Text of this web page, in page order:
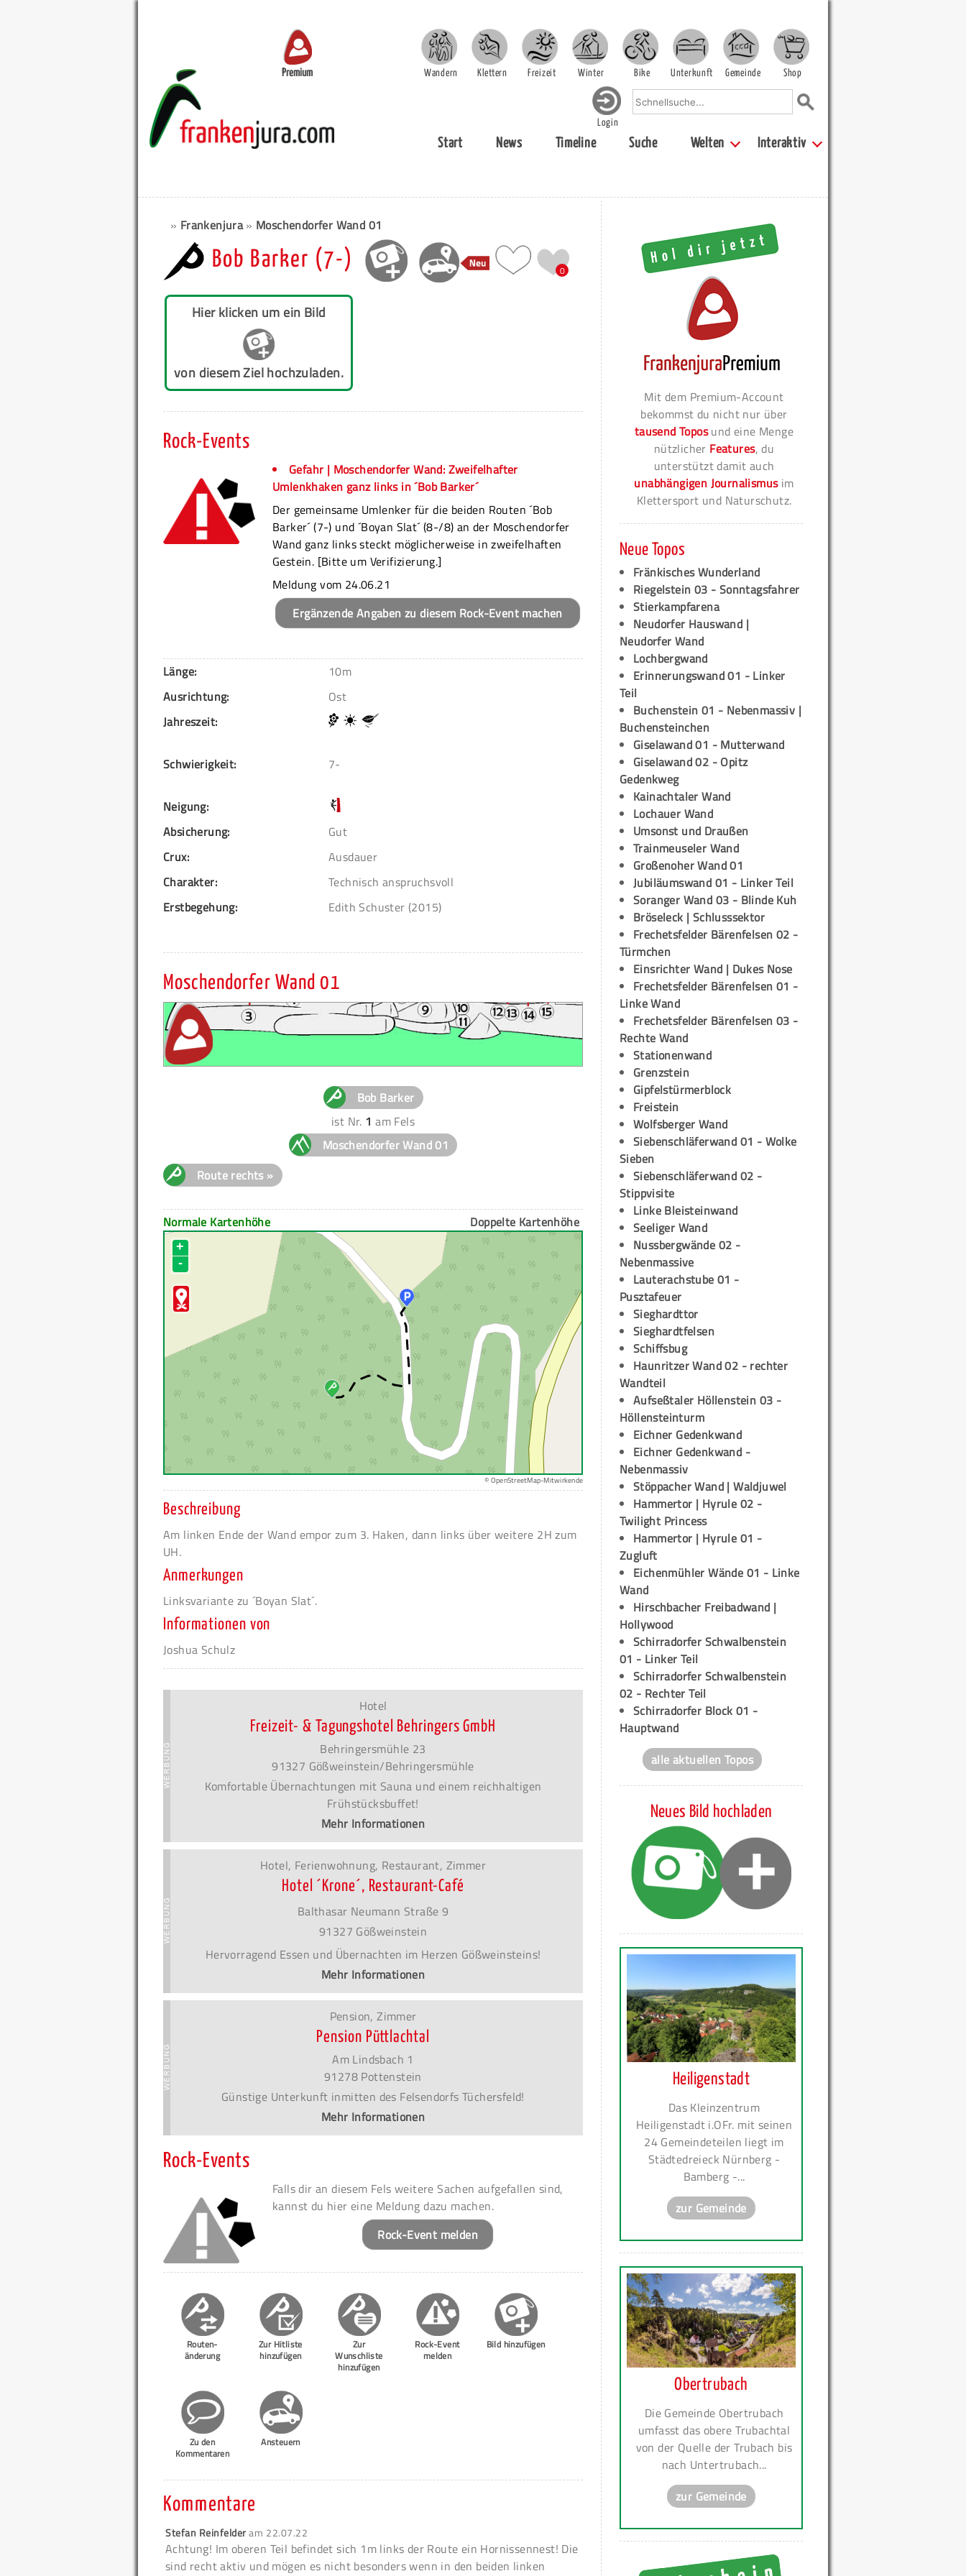
Premium Wandern Klettern Freizeit Winter Bike Unterkunft Gemeinde Shop
Login
Start News Timeline Suche Welten Interaktiv
» Frankenjura» Moschendorfer Wand 01
Bob Barker (7-) 0
Hier klicken um ein Bild
von diesem Ziel hochzuladen.
Rock-Events
Gefahr | Moschendorfer Wand: Zweifelhafter
Umlenkhaken ganz links in ´Bob Barker´
Der gemeinsame Umlenker für die beiden Routen ´Bob
Barker´ (7-) und ´Boyan Slat´ (8-/8) an der Moschendorfer
Wand ganz links steckt möglicherweise in zweifelhaften
Gestein. [Bitte um Verifizierung.]
Meldung vom 24.06.21
Ergänzende Angaben zu diesem Rock-Event machen
Länge:
10m
Ausrichtung:
Ost
Jahreszeit:
Schwierigkeit: 7-
Neigung:
Absicherung:
Gut
Crux:
Ausdauer
Charakter:
Technisch anspruchsvoll
Erstbegehung:
Edith Schuster (2015)
Moschendorfer Wand 01
Bob Barker
ist Nr. 1 am Fels
Moschendorfer Wand 01
Route rechts »
Normale Kartenhöhe Doppelte Kartenhöhe
+
-
© OpenStreetMap-Mitwirkende
Beschreibung
Am linken Ende der Wand empor zum 3. Haken, dann links über weitere 2H zum
UH.
Anmerkungen
Linksvariante zu ´Boyan Slat´.
Informationen von
Joshua Schulz
Hotel
Freizeit- & Tagungshotel Behringers GmbH
Behringersmühle 23
91327 Gößweinstein/Behringersmühle
Komfortable Übernachtungen mit Sauna und einem reichhaltigen
Frühstücksbuffet!
Mehr Informationen
Hotel, Ferienwohnung, Restaurant, Zimmer
Hotel ´Krone´, Restaurant-Café
Balthasar Neumann Straße 9
91327 Gößweinstein
Hervorragend Essen und Übernachten im Herzen Gößweinsteins!
Mehr Informationen
Pension, Zimmer
Pension Püttlachtal
Am Lindsbach 1
91278 Pottenstein
Günstige Unterkunft inmitten des Felsendorfs Tüchersfeld!
Mehr Informationen
Rock-Events
Falls dir an diesem Fels weitere Sachen aufgefallen sind,
kannst du hier eine Meldung dazu machen.
Rock-Event melden
Routen-
änderung
Zur Hitliste
hinzufügen
Zur
Wunschliste
hinzufügen
Rock-Event
melden
Bild hinzufügen
Zu den
Kommentaren
Ansteuern
Kommentare
Stefan Reinfelderam 22.07.22
Achtung! Im oberen Teil befindet sich 1m links der Route ein Hornissennest! Die
sind recht aktiv und mögen es nicht besonders wenn in den beiden linken
Mit dem Premium-Account
bekommst du nicht nur über
tausend Toposund eine Menge
nützlicher Features, du
unterstützt damit auch
unabhängigen Journalismusim
Klettersport und Naturschutz.
Neue Topos
Fränkisches Wunderland
Riegelstein 03 - Sonntagsfahrer
Stierkampfarena
Neudorfer Hauswand |
Neudorfer Wand
Lochbergwand
Erinnerungswand 01 - Linker
Teil
Buchenstein 01 - Nebenmassiv |
Buchensteinchen
Giselawand 01 - Mutterwand
Giselawand 02 - Opitz
Gedenkweg
Kainachtaler Wand
Lochauer Wand
Umsonst und Draußen
Trainmeuseler Wand
Großenoher Wand 01
Jubiläumswand 01 - Linker Teil
Soranger Wand 03 - Blinde Kuh
Bröseleck | Schlusssektor
Frechetsfelder Bärenfelsen 02 -
Türmchen
Einsrichter Wand | Dukes Nose
Frechetsfelder Bärenfelsen 01 -
Linke Wand
Frechetsfelder Bärenfelsen 03 -
Rechte Wand
Stationenwand
Grenzstein
Gipfelstürmerblock
Freistein
Wolfsberger Wand
Siebenschläferwand 01 - Wolke
Sieben
Siebenschläferwand 02 -
Stippvisite
Linke Bleisteinwand
Seeliger Wand
Nussbergwände 02 -
Nebenmassive
Lauterachstube 01 -
Pusztafeuer
Sieghardttor
Sieghardtfelsen
Schiffsbug
Haunritzer Wand 02 - rechter
Wandteil
Aufseßtaler Höllenstein 03 -
Höllensteinturm
Eichner Gedenkwand
Eichner Gedenkwand -
Nebenmassiv
Stöppacher Wand | Waldjuwel
Hammertor | Hyrule 02 -
Twilight Princess
Hammertor | Hyrule 01 -
Zugluft
Eichenmühler Wände 01 - Linke
Wand
Hirschbacher Freibadwand |
Hollywood
Schirradorfer Schwalbenstein
01 - Linker Teil
Schirradorfer Schwalbenstein
02 - Rechter Teil
Schirradorfer Block 01 -
Hauptwand
alle aktuellen Topos
Neues Bild hochladen
Heiligenstadt
Das Kleinzentrum
Heiligenstadt i.OFr. mit seinen
24 Gemeindeteilen liegt im
Städtedreieck Nürnberg -
Bamberg -...
zur Gemeinde
Obertrubach
Die Gemeinde Obertrubach
umfasst das obere Trubachtal
von der Quelle der Trubach bis
nach Untertrubach...
zur Gemeinde